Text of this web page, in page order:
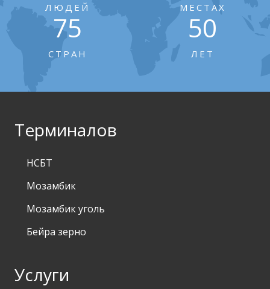
ЛЮДЕЙ МЕСТАХ
75
СТРАН
50
ЛЕТ
Терминалов
НСБТ
Мозамбик
Мозамбик уголь
Бейра зерно
Услуги